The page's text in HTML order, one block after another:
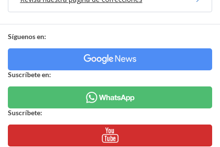
Futbol Internacional> Noticia